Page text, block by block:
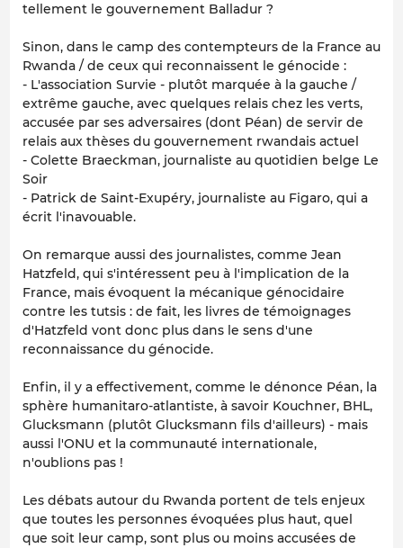
tellement le gouvernement Balladur ?
Sinon, dans le camp des contempteurs de la France au
Rwanda / de ceux qui reconnaissent le génocide :
- L'association Survie - plutôt marquée à la gauche /
extrême gauche, avec quelques relais chez les verts,
accusée par ses adversaires (dont Péan) de servir de
relais aux thèses du gouvernement rwandais actuel
- Colette Braeckman, journaliste au quotidien belge Le
Soir
- Patrick de Saint-Exupéry, journaliste au Figaro, qui a
écrit l'inavouable.
On remarque aussi des journalistes, comme Jean
Hatzfeld, qui s'intéressent peu à l'implication de la
France, mais évoquent la mécanique génocidaire
contre les tutsis : de fait, les livres de témoignages
d'Hatzfeld vont donc plus dans le sens d'une
reconnaissance du génocide.
Enfin, il y a effectivement, comme le dénonce Péan, la
sphère humanitaro-atlantiste, à savoir Kouchner, BHL,
Glucksmann (plutôt Glucksmann fils d'ailleurs) - mais
aussi l'ONU et la communauté internationale,
n'oublions pas !
Les débats autour du Rwanda portent de tels enjeux
que toutes les personnes évoquées plus haut, quel
que soit leur camp, sont plus ou moins accusées de